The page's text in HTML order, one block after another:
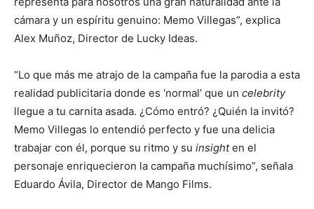
cámara y un espíritu genuino: Memo Villegas”, explica
Alex Muñoz, Director de Lucky Ideas.
“Lo que más me atrajo de la campaña fue la parodia a esta
realidad publicitaria donde es ‘normal’ que un celebrity
llegue a tu carnita asada. ¿Cómo entró? ¿Quién la invitó?
Memo Villegas lo entendió perfecto y fue una delicia
trabajar con él, porque su ritmo y su insighten el
personaje enriquecieron la campaña muchísimo”, señala
Eduardo Ávila, Director de Mango Films.